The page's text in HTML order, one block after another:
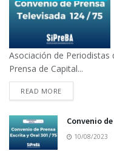
Asociación de Periodistas
Prensa de Capital...
READ MORE
Convenio
10/08/2023